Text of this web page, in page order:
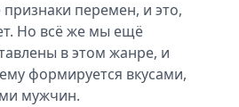
перемен, и это,
Но всё же мы ещё
в этом жанре, и
формируется вкусами,
мужчин.